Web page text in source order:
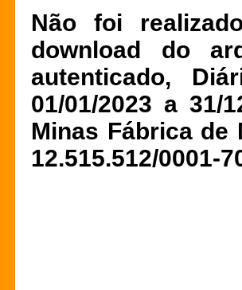
Não foi
download do
autenticado,
01/01/2023 a 31/
Minas Fábrica de
12.515.512/0001-